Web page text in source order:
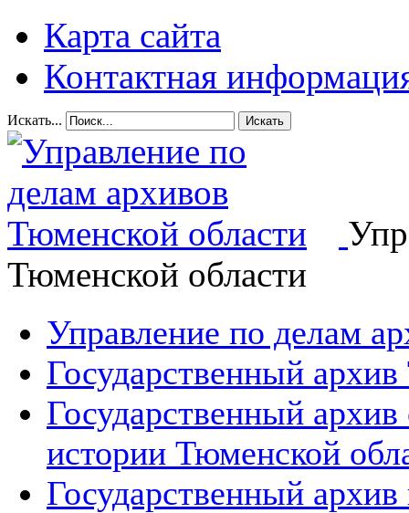
Карта сайта
Контактная
Искать... Искать
Тюменской области
Управление по делам
Государственный
Государственный
истории Тюменской
Государственный архив